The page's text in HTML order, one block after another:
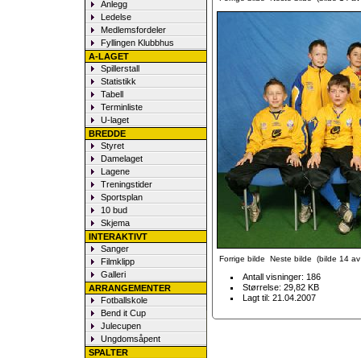
Anlegg
Ledelse
Medlemsfordeler
Fyllingen Klubbhus
A-LAGET
Spillerstall
Statistikk
Tabell
Terminliste
U-laget
BREDDE
Styret
Damelaget
Lagene
Treningstider
Sportsplan
10 bud
Skjema
INTERAKTIVT
Sanger
Filmklipp
Galleri
ARRANGEMENTER
Fotballskole
Bend it Cup
Julecupen
Ungdomsåpent
SPALTER
Forrige bilde Neste bilde (bilde 14
Antall visninger: 186
Størrelse: 29,82 KB
Lagt til: 21.04.2007